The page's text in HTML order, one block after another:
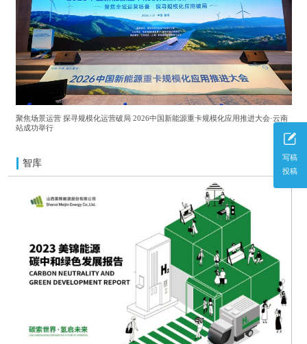
写稿
投稿
聚焦场景运营 探寻规模化运营破局 2026中国新能源重卡规模化应用推进大会·云南
站成功举行
智库 更多